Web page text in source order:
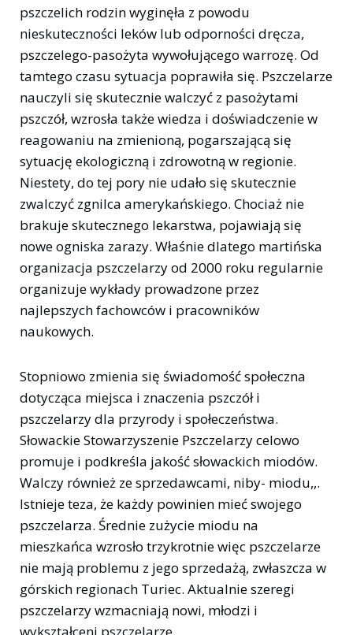
pszczelich rodzin wyginęła z powodu
nieskuteczności leków lub odporności dręcza,
pszczelego-pasożyta wywołującego warrozę. Od
tamtego czasu sytuacja poprawiła się. Pszczelarze
nauczyli się skutecznie walczyć z pasożytami
pszczół, wzrosła także wiedza i doświadczenie w
reagowaniu na zmienioną, pogarszającą się
sytuację ekologiczną i zdrowotną w regionie.
Niestety, do tej pory nie udało się skutecznie
zwalczyć zgnilca amerykańskiego. Chociaż nie
brakuje skutecznego lekarstwa, pojawiają się
nowe ogniska zarazy. Właśnie dlatego martińska
organizacja pszczelarzy od 2000 roku regularnie
organizuje wykłady prowadzone przez
najlepszych fachowców i pracowników
naukowych.
Stopniowo zmienia się świadomość społeczna
dotycząca miejsca i znaczenia pszczół i
pszczelarzy dla przyrody i społeczeństwa.
Słowackie Stowarzyszenie Pszczelarzy celowo
promuje i podkreśla jakość słowackich miodów.
Walczy również ze sprzedawcami, niby- miodu,,.
Istnieje teza, że każdy powinien mieć swojego
pszczelarza. Średnie zużycie miodu na
mieszkańca wzrosło trzykrotnie więc pszczelarze
nie mają problemu z jego sprzedażą, zwłaszcza w
górskich regionach Turiec. Aktualnie szeregi
pszczelarzy wzmacniają nowi, młodzi i